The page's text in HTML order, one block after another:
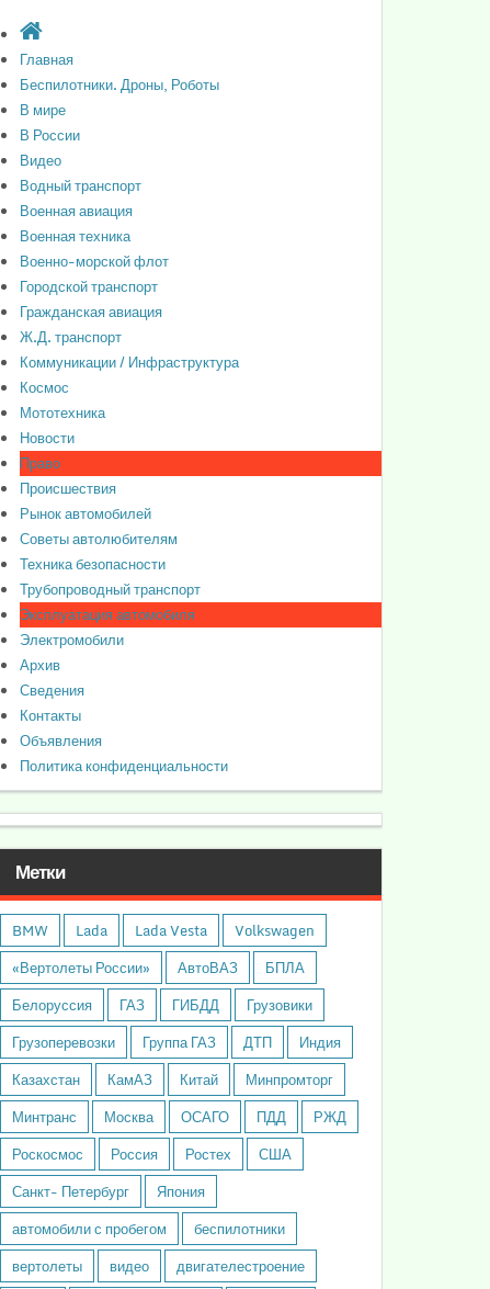
Главная
Беспилотники. Дроны, Роботы
В мире
В России
Видео
Водный транспорт
Военная авиация
Военная техника
Военно-морской флот
Городской транспорт
Гражданская авиация
Ж.Д. транспорт
Коммуникации / Инфраструктура
Космос
Мототехника
Новости
Право
Происшествия
Рынок автомобилей
Советы автолюбителям
Техника безопасности
Трубопроводный транспорт
Эксплуатация автомобиля
Электромобили
Архив
Сведения
Контакты
Объявления
Политика конфиденциальности
Метки
BMW Lada Lada Vesta
Volkswagen
«Вертолеты России»
АвтоВАЗ
БПЛА
Белоруссия
ГАЗ ГИБДД
Грузовики
Грузоперевозки
Группа ГАЗ ДТП
Индия
Казахстан
КамАЗ Китай
Минпромторг
Минтранс
Москва ОСАГО ПДД
РЖД
Роскосмос
Россия Ростех
США
Санкт- Петербург
Япония
автомобили с пробегом
беспилотники
вертолеты
видео
двигателестроение